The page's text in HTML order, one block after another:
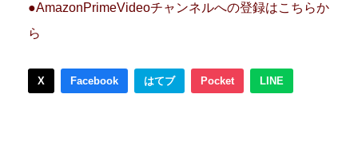
●AmazonPrimeVideoチャンネルへの登録はこちらか
ら
X Facebook はてブ Pocket LINE